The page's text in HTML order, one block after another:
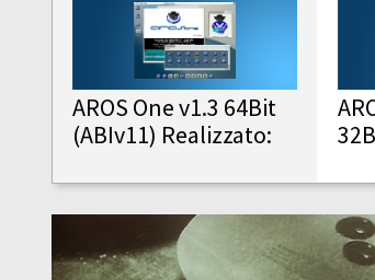
AROS One v1.3 64Bit
(ABIv11) Realizzato: